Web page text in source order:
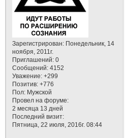
Зарегистрирован: Понедельник, 14
ноября, 2011г.
Приглашений: 0
Сообщений: 4152
Уважение: +299
Позитив: +776
Пол: Мужской
Провел на форуме:
2 месяца 13 дней
Последний визит:
Пятница, 22 июля, 2016г. 08:44